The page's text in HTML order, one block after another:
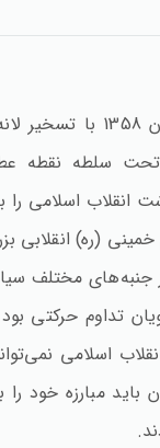
حرکتی که دانشجویان مسلمان
تحت سلطه
انقلاب اسلامی
(ره‌) انقلابی
جنبه‌های مختلف
رسیده بود اما انقلاب
مبارزه خود را